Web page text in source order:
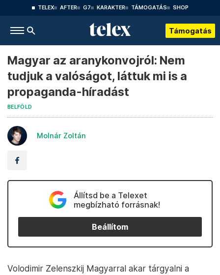
TELEX AFTER G7 KARAKTER TÁMOGATÁS SHOP
Támogatás
Magyar az aranykonvojról: Nem
tudjuk a valóságot, láttuk mi is a
propaganda-híradást
BELFÖLD
Molnár Zoltán
Állítsd be a Telexet
megbízható forrásnak!
Beállítom
Volodimir Zelenszkij Magyarral akar tárgyalni a